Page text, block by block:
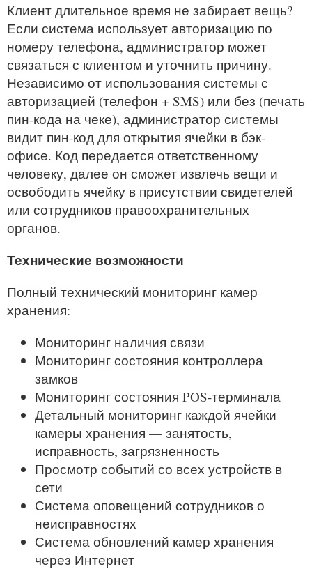
Клиент длительное время не забирает вещь?
Если система использует авторизацию по
номеру телефона, администратор может
связаться с клиентом и уточнить причину.
Независимо от использования системы с
авторизацией (телефон + SMS) или без (печать
пин-кода на чеке), администратор системы
видит пин-код для открытия ячейки в бэк-
офисе. Код передается ответственному
человеку, далее он сможет извлечь вещи и
освободить ячейку в присутствии свидетелей
или сотрудников правоохранительных
органов.
Технические возможности
Полный технический мониторинг камер
хранения:
Мониторинг наличия связи
Мониторинг состояния контроллера
замков
Мониторинг состояния POS-терминала
Детальный мониторинг каждой ячейки
камеры хранения — занятость,
исправность, загрязненность
Просмотр событий со всех устройств в
сети
Система оповещений сотрудников о
неисправностях
Система обновлений камер хранения
через Интернет